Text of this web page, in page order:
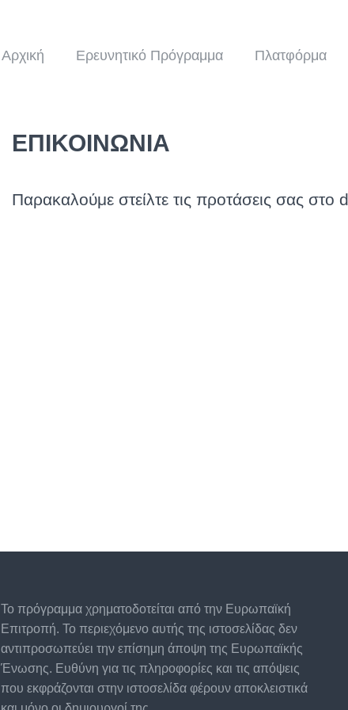
Αρχική Ερευνητικό Πρόγραμμα Πλατφόρμα
ΕΠΙΚΟΙΝΩΝΙΑ
Παρακαλούμε στείλτε τις προτάσεις σας
Το πρόγραμμα χρηματοδοτείται από την Ευρωπαϊκή
Επιτροπή. Το περιεχόμενο αυτής της ιστοσελίδας δεν
αντιπροσωπεύει την επίσημη άποψη της Ευρωπαϊκής
Ένωσης. Ευθύνη για τις πληροφορίες και τις απόψεις
που εκφράζονται στην ιστοσελίδα φέρουν αποκλειστικά